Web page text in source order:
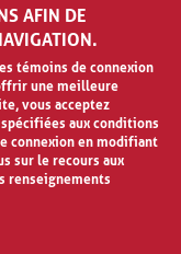
OR.garage OR vélo
garage à vélo
AFIN DE
témoins de connexion
une meilleure
vous acceptez
aux conditions
connexion en modifiant
sur le recours aux
renseignements